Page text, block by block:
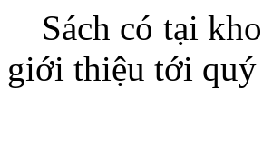
Sách có tại
giới thiệu tới quý